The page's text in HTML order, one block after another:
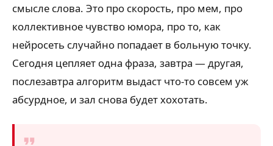
смысле слова. Это про скорость, про мем, про
коллективное чувство юмора, про то, как
нейросеть случайно попадает в больную точку.
Сегодня цепляет одна фраза, завтра — другая,
послезавтра алгоритм выдаст что-то совсем уж
абсурдное, и зал снова будет хохотать.